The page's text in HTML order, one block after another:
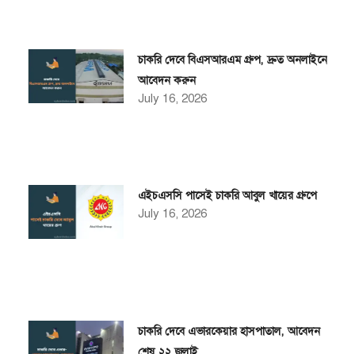
চাকরি দেবে বিএসআরএম গ্রুপ, দ্রুত অনলাইনে
আবেদন করুন
July 16, 2026
এইচএসসি পাসেই চাকরি আবুল খায়ের গ্রুপে
July 16, 2026
চাকরি দেবে এভারকেয়ার হাসপাতাল, আবেদন